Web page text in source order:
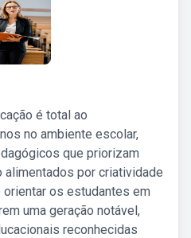
é total ao
no ambiente escolar,
que priorizam
alimentados por criatividade
os estudantes em
uma geração notável,
reconhecidas